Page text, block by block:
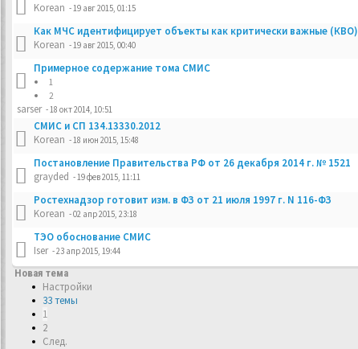
Korean - 19 авг 2015, 01:15
Как МЧС идентифицирует объекты как критически важные (КВО)
Korean - 19 авг 2015, 00:40
Примерное содержание тома СМИС
1
2
sarser - 18 окт 2014, 10:51
СМИС и СП 134.13330.2012
Korean - 18 июн 2015, 15:48
Постановление Правительства РФ от 26 декабря 2014 г. № 1521
grayded - 19 фев 2015, 11:11
Ростехнадзор готовит изм. в ФЗ от 21 июля 1997 г. N 116-ФЗ
Korean - 02 апр 2015, 23:18
ТЭО обоснование СМИС
Iser - 23 апр 2015, 19:44
Новая тема
Настройки
33 темы
1
2
След.